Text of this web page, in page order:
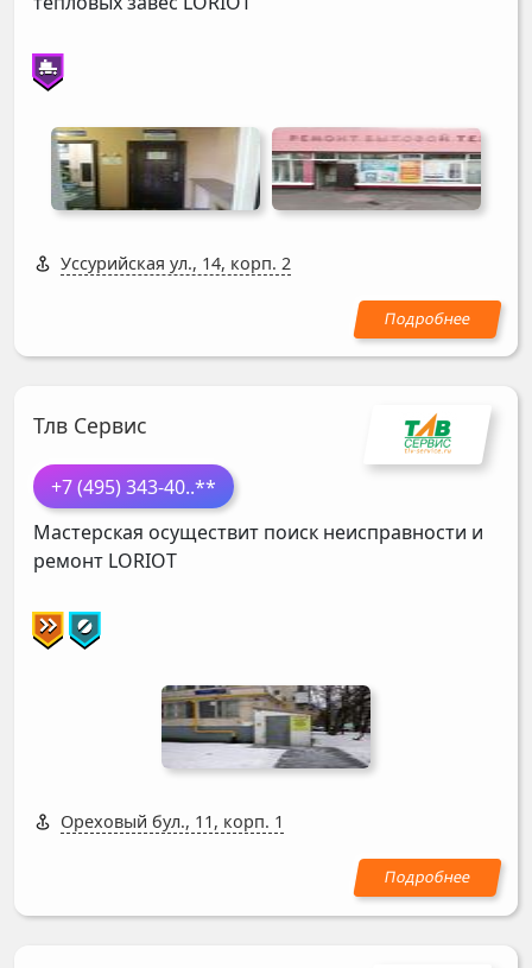
Уссурийская ул., 14, корп. 2
Тлв Сервис
+7 (495) 343-40..**
Мастерская осуществит поиск неисправности и
ремонт LORIOT
Ореховый бул., 11, корп. 1